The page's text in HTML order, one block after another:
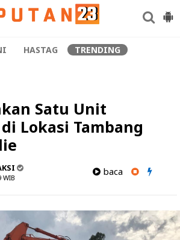
HASTAG TRENDING
Satu Unit
Lokasi Tambang
WIB
baca